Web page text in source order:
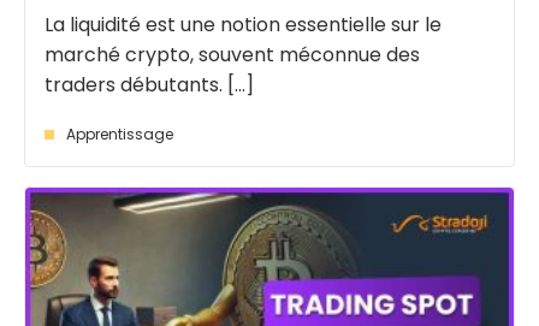
La liquidité est une notion essentielle sur le
marché crypto, souvent méconnue des
traders débutants. [...]
Apprentissage